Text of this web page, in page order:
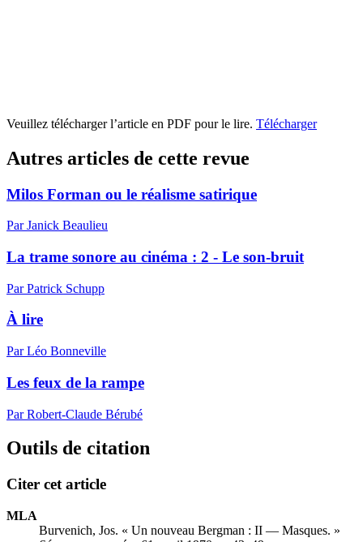
Veuillez télécharger l’article en PDF pour le lire. Télécharger
Autres articles de cette revue
Milos Forman ou le réalisme satirique
Par Janick Beaulieu
La trame sonore au cinéma : 2 - Le son-bruit
Par Patrick Schupp
À lire
Par Léo Bonneville
Les feux de la rampe
Par Robert-Claude Bérubé
Outils de citation
Citer cet article
MLA
Burvenich, Jos. « Un nouveau Bergman : II — Masques. »